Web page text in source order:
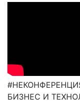
БИЗНЕС И